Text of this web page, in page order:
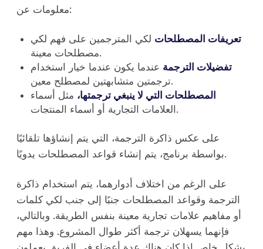
معلومات عن:
تعريفات المصطلحات لكي المترجمين على فهم لكي
مصطلحات معينة.
تفضيلات الترجمة عندما يكون عندما خيار استخدام
ترجمتين متشابهتين لمصطلح معين.
المصطلحات التي لا ينبغي ترجمتها، مثل أسماء
العلامات التجارية أو أسماء المنتجات.
على عكس ذاكرة الترجمة، التي يتم إنشاؤها تلقائيًا
بواسطة برنامج، يتم إنشاء قواعد المصطلحات يدويًا.
على الرغم من اختلاف أدوارهما، يتم استخدام ذاكرة
الترجمة وقواعد المصطلحات جنبًا إلى جنب لكي كلمات
أو مفاهيم علامات تجارية معينة بنفس الطريقة. وبالتالي،
فإنهما يسهلان ترجمة أكثر طوال المشروع. وهذا مهم